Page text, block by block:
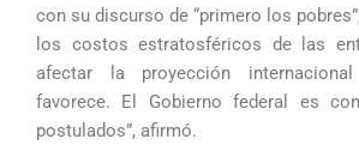
con su discurso de “primero los
los costos estratosféricos de las
afectar la proyección
favorece. El Gobierno federal es
postulados”, afirmó.